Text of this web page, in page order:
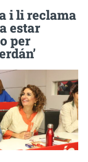
i li reclama
estar
per